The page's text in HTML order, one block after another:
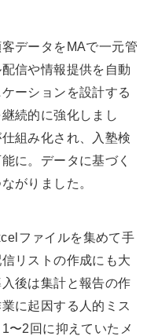
データをMAで一元管
信や情報提供を自動
ーションを設計する
続的に強化しまし
組み化され、入塾検
に。データに基づく
がりました。
ファイルを集めて手
リストの作成にも大
後は集計と報告の作
に起因する人的ミス
〜2回に抑えていたメ